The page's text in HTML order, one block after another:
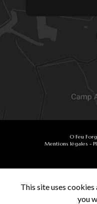
O Feu
Mentions légales -
Secteur -En savoir +
This site uses
you